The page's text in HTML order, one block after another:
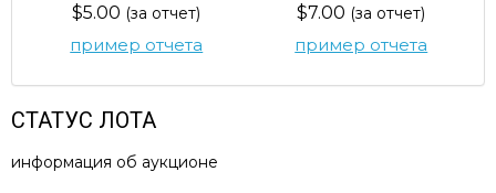
$5.00 (за отчет)
пример отчета
$7.00 (за отчет)
пример отчета
СТАТУС ЛОТА
информация об аукционе